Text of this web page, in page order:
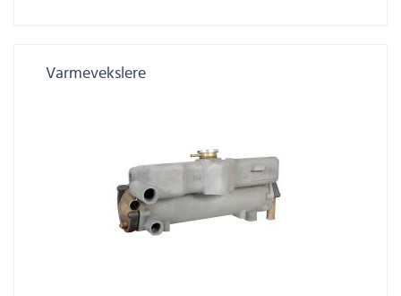
Varmevekslere